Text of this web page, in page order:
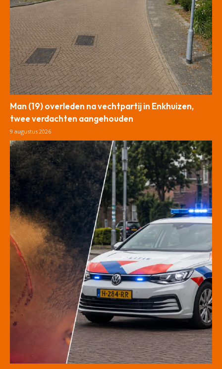
Man (19) overleden na vechtpartij in Enkhuizen,
twee verdachten aangehouden
9 augustus 2026